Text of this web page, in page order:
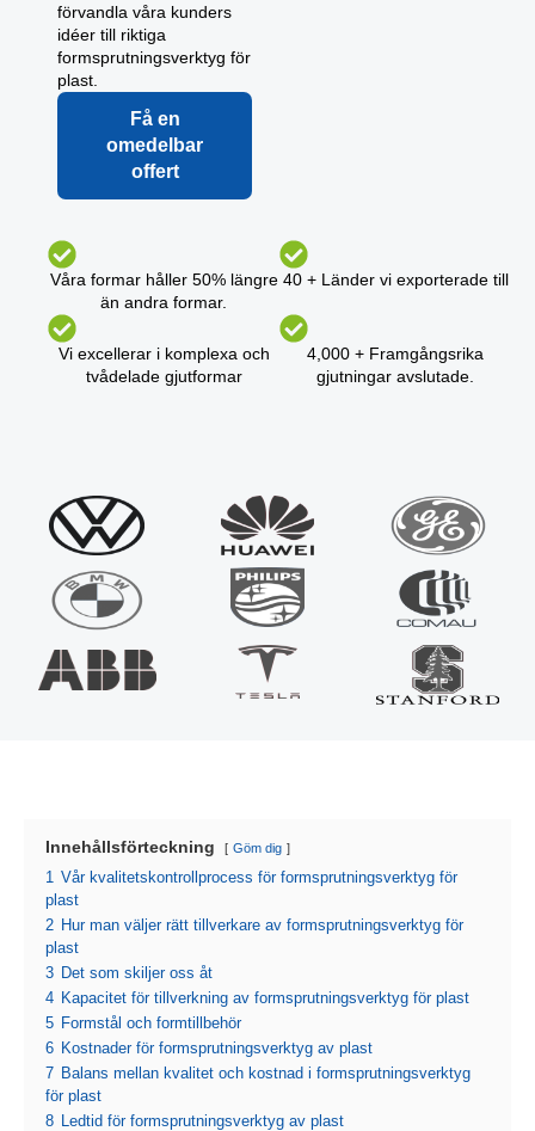
förvandla våra kunders
idéer till riktiga
formsprutningsverktyg för
plast.
Få en
omedelbar
offert
Våra formar håller 50% längre
än andra formar.
40 + Länder vi exporterade till
Vi excellerar i komplexa och
tvådelade gjutformar
4,000 + Framgångsrika
gjutningar avslutade.
Innehållsförteckning Göm dig
1
Vår kvalitetskontrollprocess för formsprutningsverktyg för
plast
2 Hur man väljer rätt tillverkare av formsprutningsverktyg för
plast
3 Det som skiljer oss åt
4 Kapacitet för tillverkning av formsprutningsverktyg för plast
5 Formstål och formtillbehör
6 Kostnader för formsprutningsverktyg av plast
7 Balans mellan kvalitet och kostnad i formsprutningsverktyg
för plast
8
Ledtid för formsprutningsverktyg av plast